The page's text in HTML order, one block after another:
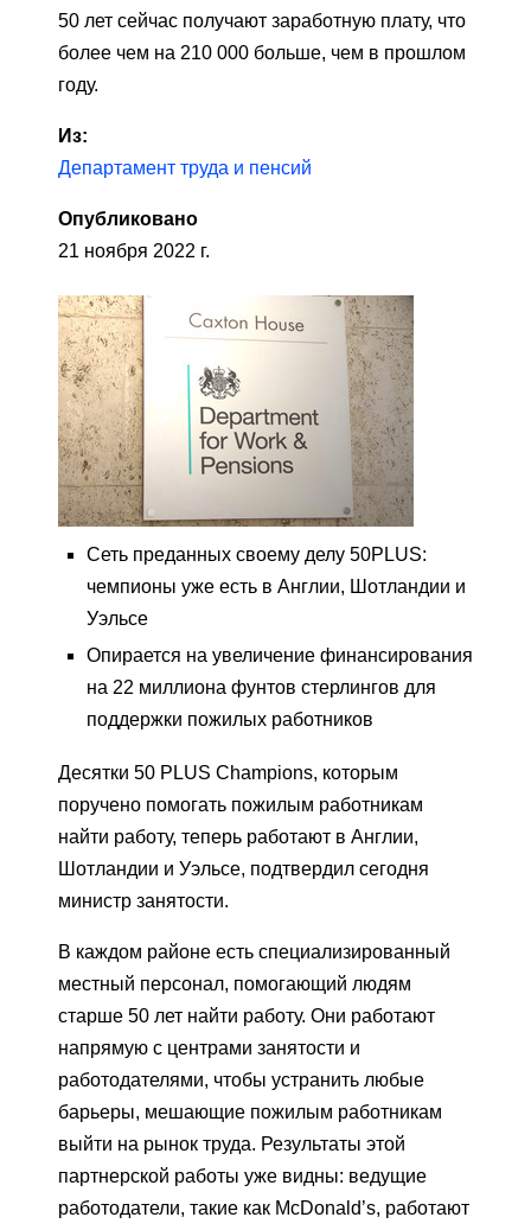
50 лет сейчас получают заработную плату, что
более чем на 210 000 больше, чем в прошлом
году.
Из:
Департамент труда и пенсий
Опубликовано
21 ноября 2022 г.
Сеть преданных своему делу 50PLUS:
чемпионы уже есть в Англии, Шотландии и
Уэльсе
Опирается на увеличение финансирования
на 22 миллиона фунтов стерлингов для
поддержки пожилых работников
Десятки 50 PLUS Champions, которым
поручено помогать пожилым работникам
найти работу, теперь работают в Англии,
Шотландии и Уэльсе, подтвердил сегодня
министр занятости.
В каждом районе есть специализированный
местный персонал, помогающий людям
старше 50 лет найти работу. Они работают
напрямую с центрами занятости и
работодателями, чтобы устранить любые
барьеры, мешающие пожилым работникам
выйти на рынок труда. Результаты этой
партнерской работы уже видны: ведущие
работодатели, такие как McDonald’s, работают